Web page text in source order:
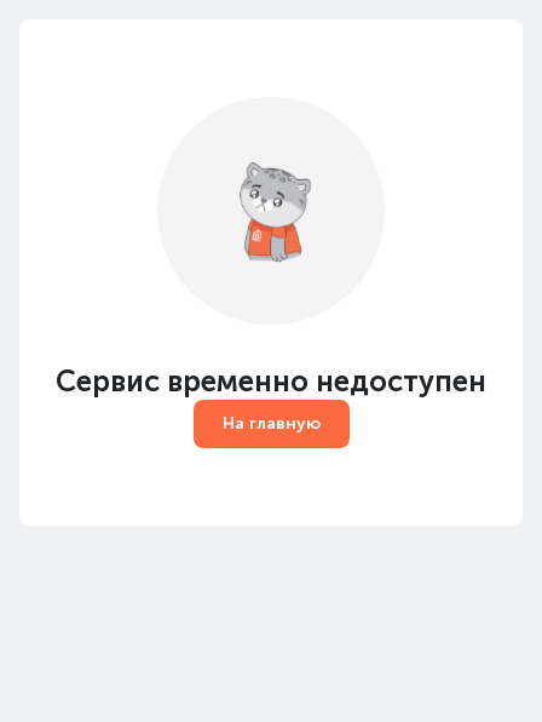
Сервис временно недоступен
На главную